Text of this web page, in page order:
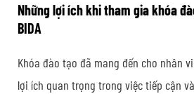
Những lợi ích khi tham gia khóa
BIDA
Khóa đào tạo đã mang đến cho nhân
lợi ích quan trọng trong việc tiếp cận